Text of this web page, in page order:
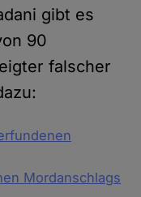
gibt es
90
falscher
Mordanschlags